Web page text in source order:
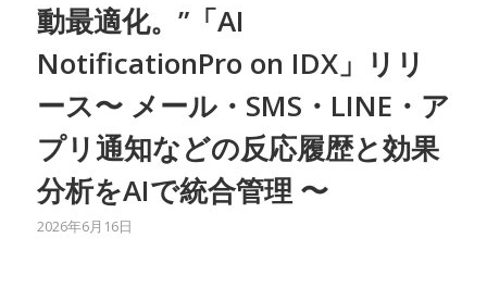
動最適化。”「AI
NotificationPro on IDX」リリ
ース〜 メール・SMS・LINE・ア
プリ通知などの反応履歴と効果
分析をAIで統合管理 〜
2026年6月16日